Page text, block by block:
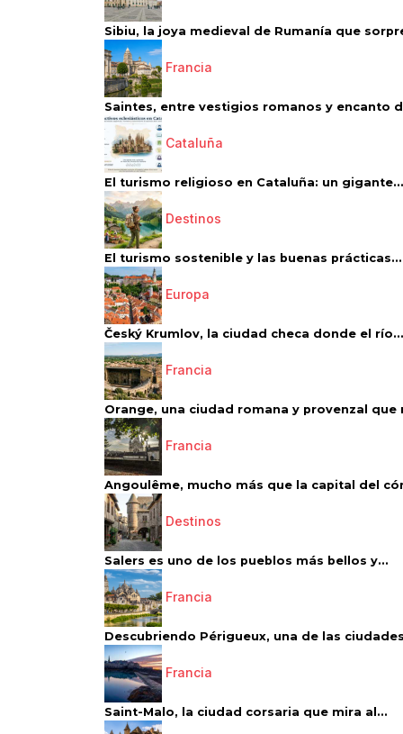
Sibiu, la joya medieval de Rumanía que
Francia
Saintes, entre vestigios romanos y encanto
Cataluña
El turismo religioso en Cataluña: un gigante...
Destinos
El turismo sostenible y las buenas prácticas...
Europa
Český Krumlov, la ciudad checa donde el río...
Francia
Orange, una ciudad romana y provenzal que
Francia
Angoulême, mucho más que la capital del
Destinos
Salers es uno de los pueblos más bellos y...
Francia
Descubriendo Périgueux, una de las
Francia
Saint-Malo, la ciudad corsaria que mira al...